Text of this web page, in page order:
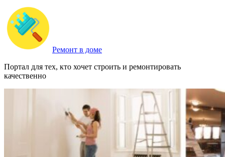
Ремонт в доме
Портал для тех, кто хочет строить и ремонтировать
качественно